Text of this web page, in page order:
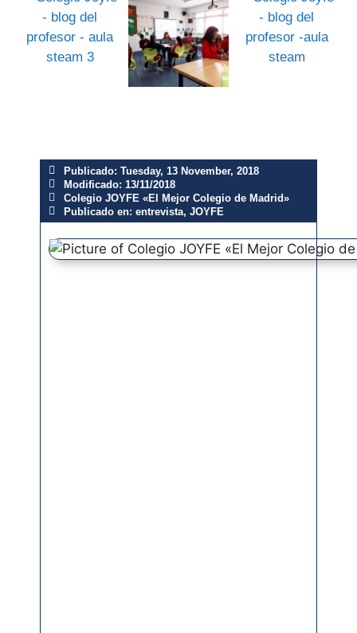
Publicado: Tuesday, 13 November, 2018
Modificado: 13/11/2018
Colegio JOYFE «El Mejor Colegio de Madrid»
Publicado en: entrevista, JOYFE